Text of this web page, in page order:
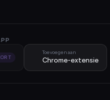
Toevoegen aan
Chrome-extensie